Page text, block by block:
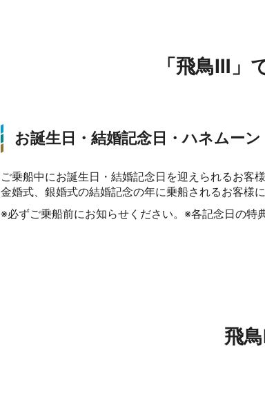
「飛鳥Ⅲ」
お誕生日・結婚記念日・ハネムー
ご乗船中にお誕生日・結婚記念日を迎えられるお客
金婚式、銀婚式の結婚記念の年に乗船されるお客様
※必ずご乗船前にお知らせください。※各記念日の
飛